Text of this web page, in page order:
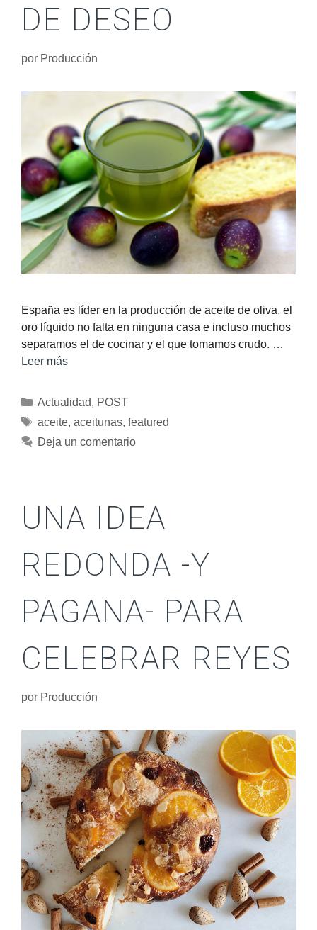
DE DESEO
por Producción
España es líder en la producción de aceite de oliva, el
oro líquido no falta en ninguna casa e incluso muchos
separamos el de cocinar y el que tomamos crudo. …
Leer más
Actualidad, POST
aceite, aceitunas, featured
Deja un comentario
UNA IDEA
REDONDA -Y
PAGANA- PARA
CELEBRAR REYES
por Producción